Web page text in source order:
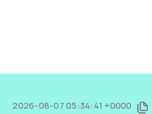
2026-08-07 05:34:41 +0000